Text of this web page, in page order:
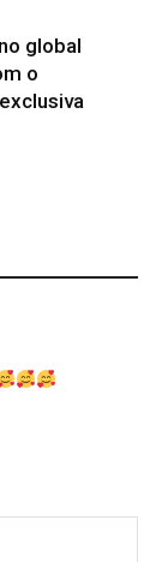
global
o